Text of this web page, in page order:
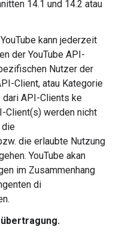
14.1 und 14.2 atau
YouTube kann jederzeit
der YouTube API-
Nutzer der
Client, atau Kategorie
API-Clients ke
Client(s) werden nicht
die
die erlaubte Nutzung
YouTube akan
im Zusammenhang
di